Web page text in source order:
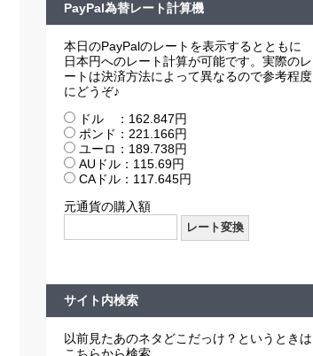
PayPal為替レート計算機
本日のPayPalのレートを表示するとともに
日本円へのレート計算が可能です。実際のレ
ートは決済方法によって異なるので参考程度
にどうぞ♪
ドル ：162.847円
ポンド：221.166円
ユーロ：189.738円
AUドル：115.69円
CAドル：117.645円
元通貨の購入額
サイト内検索
以前見たあのネタどこだっけ？というときは